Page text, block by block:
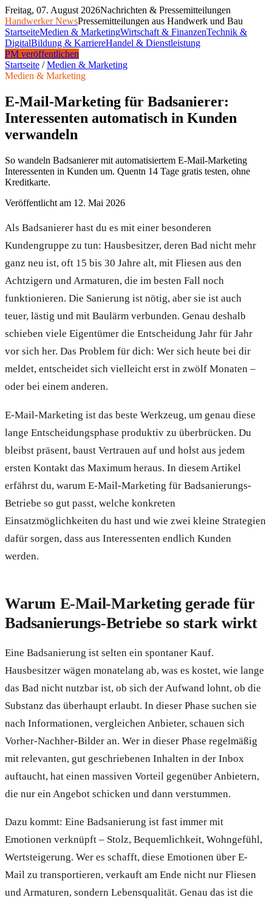
Freitag, 07. August 2026Nachrichten & Pressemitteilungen
Handwerker NewsPressemitteilungen aus Handwerk und Bau
StartseiteMedien & MarketingWirtschaft & FinanzenTechnik &
DigitalBildung & KarriereHandel & Dienstleistung
PM veröffentlichen
Startseite /Medien & Marketing
Medien & Marketing
E-Mail-Marketing für Badsanierer:
Interessenten automatisch in Kunden
verwandeln
So wandeln Badsanierer mit automatisiertem E-Mail-Marketing
Interessenten in Kunden um. Quentn 14 Tage gratis testen, ohne
Kreditkarte.
Veröffentlicht am 12. Mai 2026
Als Badsanierer hast du es mit einer besonderen
Kundengruppe zu tun: Hausbesitzer, deren Bad nicht mehr
ganz neu ist, oft 15 bis 30 Jahre alt, mit Fliesen aus den
Achtzigern und Armaturen, die im besten Fall noch
funktionieren. Die Sanierung ist nötig, aber sie ist auch
teuer, lästig und mit Baulärm verbunden. Genau deshalb
schieben viele Eigentümer die Entscheidung Jahr für Jahr
vor sich her. Das Problem für dich: Wer sich heute bei dir
meldet, entscheidet sich vielleicht erst in zwölf Monaten –
oder bei einem anderen.
E-Mail-Marketing ist das beste Werkzeug, um genau diese
lange Entscheidungsphase produktiv zu überbrücken. Du
bleibst präsent, baust Vertrauen auf und holst aus jedem
ersten Kontakt das Maximum heraus. In diesem Artikel
erfährst du, warum E-Mail-Marketing für Badsanierungs-
Betriebe so gut passt, welche konkreten
Einsatzmöglichkeiten du hast und wie zwei kleine Strategien
dafür sorgen, dass aus Interessenten endlich Kunden
werden.
Warum E-Mail-Marketing gerade für
Badsanierungs-Betriebe so stark wirkt
Eine Badsanierung ist selten ein spontaner Kauf.
Hausbesitzer wägen monatelang ab, was es kostet, wie lange
das Bad nicht nutzbar ist, ob sich der Aufwand lohnt, ob die
Substanz das überhaupt erlaubt. In dieser Phase suchen sie
nach Informationen, vergleichen Anbieter, schauen sich
Vorher-Nachher-Bilder an. Wer in dieser Phase regelmäßig
mit relevanten, gut geschriebenen Inhalten in der Inbox
auftaucht, hat einen massiven Vorteil gegenüber Anbietern,
die nur ein Angebot schicken und dann verstummen.
Dazu kommt: Eine Badsanierung ist fast immer mit
Emotionen verknüpft – Stolz, Bequemlichkeit, Wohngefühl,
Wertsteigerung. Wer es schafft, diese Emotionen über E-
Mail zu transportieren, verkauft am Ende nicht nur Fliesen
und Armaturen, sondern Lebensqualität. Genau das ist die